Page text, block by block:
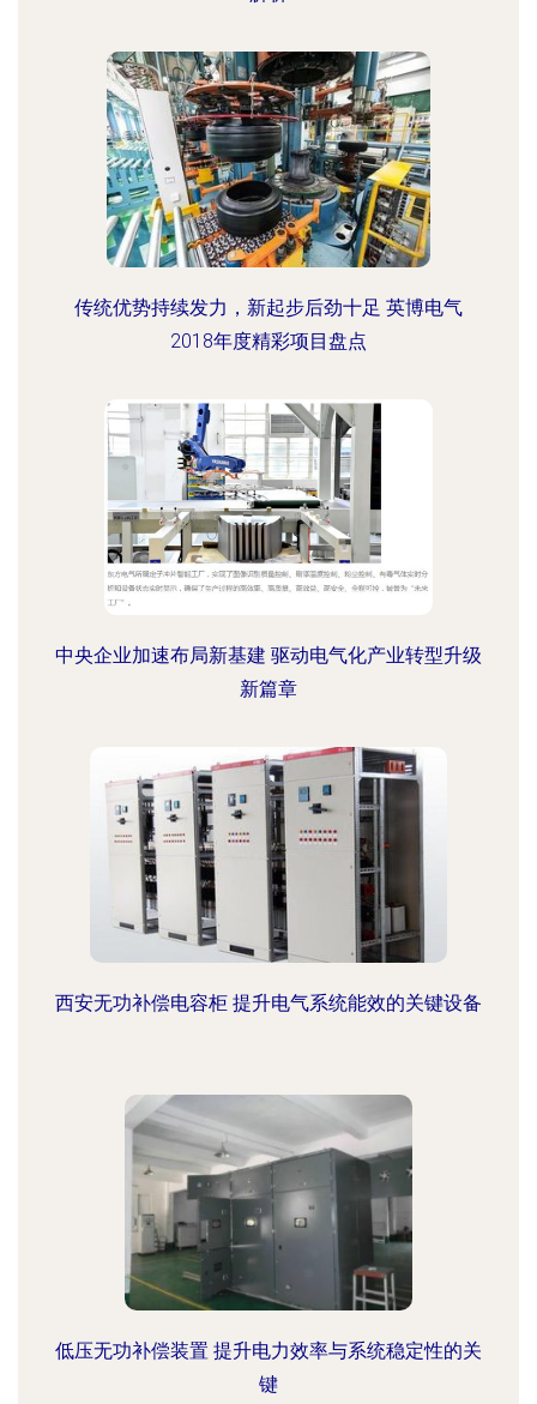
传统优势持续发力，新起步后劲十足 英博电气
2018年度精彩项目盘点
中央企业加速布局新基建 驱动电气化产业转型升级
新篇章
西安无功补偿电容柜 提升电气系统能效的关键设备
低压无功补偿装置 提升电力效率与系统稳定性的关
键